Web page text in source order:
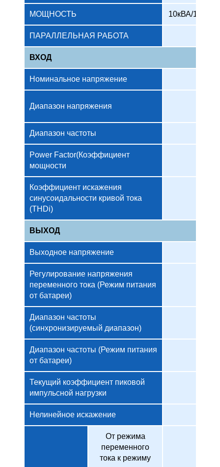
МОЩНОСТЬ 10кВА/10кВт
ПАРАЛЛЕЛЬНАЯ РАБОТА
ВХОД
Номинальное напряжение
Диапазон напряжения
Диапазон частоты
Power Factor(Коэффициент
мощности
Коэффициент искажения
синусоидальности кривой тока
(THDi)
ВЫХОД
Выходное напряжение
Регулирование напряжения
переменного тока (Режим питания
от батареи)
Диапазон частоты
(синхронизируемый диапазон)
Диапазон частоты (Режим питания
от батареи)
Текущий коэффициент пиковой
импульсной нагрузки
Нелинейное искажение
От режима
переменного
тока к режиму